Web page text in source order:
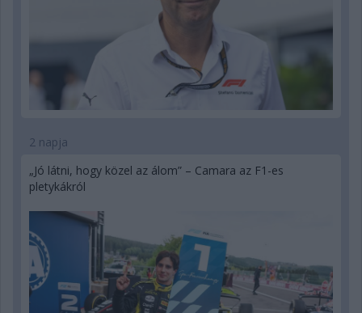
2 napja
„Jó látni, hogy közel az álom” – Camara az F1-es
pletykákról